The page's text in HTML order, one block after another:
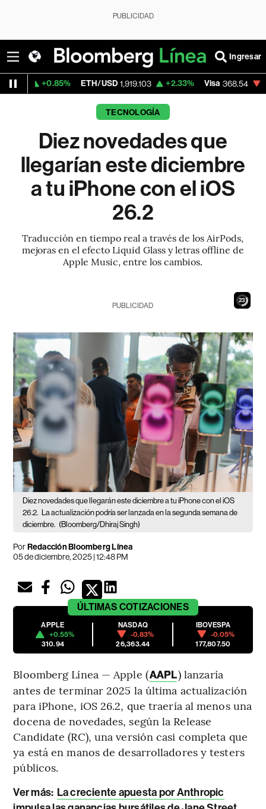
PUBLICIDAD
Ingresar
ETH/USD 1,919.103 +2.33% Visa 368.54 -0.28%
TECNOLOGÍA
Diez novedades que
llegarían este diciembre
a tu iPhone con el iOS
26.2
Traducción en tiempo real a través de los AirPods,
mejoras en el efecto Liquid Glass y letras offline de
Apple Music, entre los cambios.
22
PUBLICIDAD
Diez novedades que llegarán este diciembre a tu iPhone con el iOS
26.2.
La actualización podría ser lanzada en la segunda semana de
diciembre. (Bloomberg/Dhiraj Singh)
PorRedacción Bloomberg Línea
05 de diciembre, 2025 | 12:48 PM
ÚLTIMAS COTIZACIONES
APPLE
+0.55%
310.94
NASDAQ
-0.83%
26,363.44
IBOVESPA
-0.05%
177,807.50
Bloomberg Línea — Apple (AAPL) lanzaría
antes de terminar 2025 la última actualización
para iPhone, iOS 26.2, que traería al menos una
docena de novedades, según la Release
Candidate (RC), una versión casi completa que
ya está en manos de desarrolladores y testers
públicos.
Ver más: La creciente apuesta por Anthropic